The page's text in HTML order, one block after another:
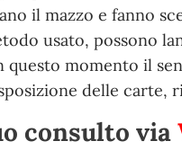
il mazzo e fanno
usato, possono
questo momento il
delle carte,
consulto via